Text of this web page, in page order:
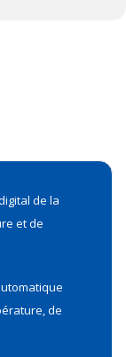
de la
et de
de